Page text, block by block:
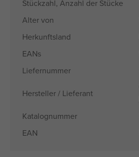
Stückzahl, Anzahl der Stücke
Alter von
Herkunftsland
EANs
Liefernummer
Hersteller / Lieferant
Katalognummer
EAN